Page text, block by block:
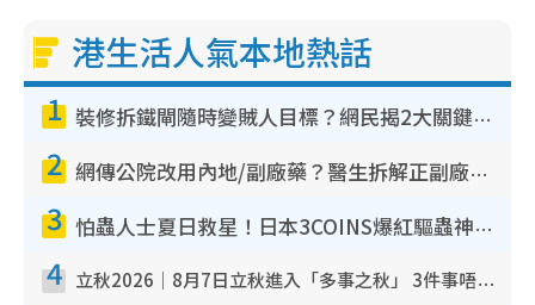
港生活人氣本地熱話
1 裝修拆鐵閘隨時變賊人目標？網民揭2大關鍵用途：裝新式等於白裝？附新舊鐵閘分別
2 網傳公院改用內地/副廠藥？醫生拆解正副廠分別 揭4類人換藥隨時出事
3 怕蟲人士夏日救星！日本3COINS爆紅驅蟲神器$45起 1招「全程免觸碰」輕鬆搞定小強
4 立秋2026｜8月7日立秋進入「多事之秋」 3件事唔做得！專家教6招開運 清枱頭／銀包納氣接好運